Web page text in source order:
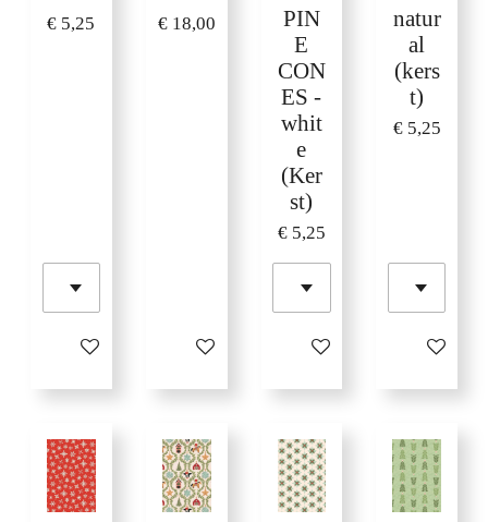
€ 5,25
In winkelwagen
€ 18,00
In winkelwagen
PIN
E
CON
ES -
whit
e
(Ker
st)
€ 5,25
In winkelwagen
natur
al
(kers
t)
€ 5,25
In